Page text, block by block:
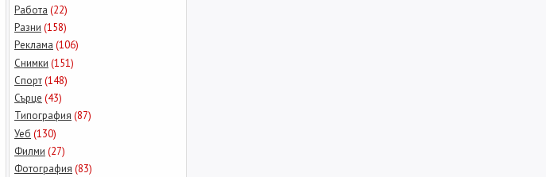
Работа (22)
Разни (158)
Реклама (106)
Снимки (151)
Спорт(148)
Сърце (43)
Типография (87)
Уеб (130)
Филми (27)
Фотография (83)